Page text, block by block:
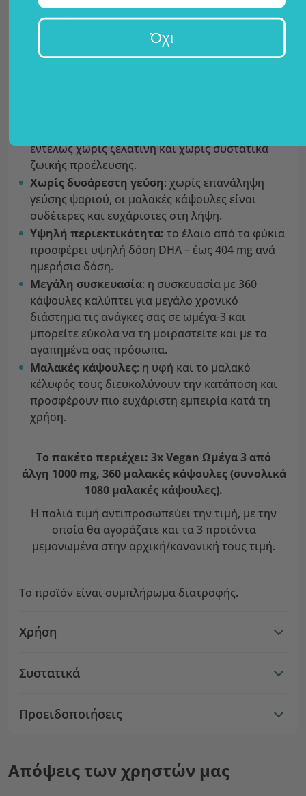
Με την ημερήσια δόση λαμβάνετε 1000
mg ωμέγα-3.
εντελώς χωρίς ζελατίνη και χωρίς συστατικά
ζωικής προέλευσης.
Χωρίς δυσάρεστη γεύση: χωρίς επανάληψη
γεύσης ψαριού, οι μαλακές κάψουλες είναι
ουδέτερες και ευχάριστες στη λήψη.
Υψηλή περιεκτικότητα: το έλαιο από τα φύκια
προσφέρει υψηλή δόση DHA – έως 404 mg ανά
ημερήσια δόση.
Μεγάλη συσκευασία: η συσκευασία με 360
κάψουλες καλύπτει για μεγάλο χρονικό
διάστημα τις ανάγκες σας σε ωμέγα-3 και
μπορείτε εύκολα να τη μοιραστείτε και με τα
αγαπημένα σας πρόσωπα.
Μαλακές κάψουλες: η υφή και το μαλακό
κέλυφός τους διευκολύνουν την κατάποση και
προσφέρουν πιο ευχάριστη εμπειρία κατά τη
χρήση.
Το πακέτο περιέχει: 3x Vegan Ωμέγα 3 από
άλγη 1000 mg, 360 μαλακές κάψουλες (συνολικά
1080 μαλακές κάψουλες).
Η παλιά τιμή αντιπροσωπεύει την τιμή, με την
οποία θα αγοράζατε και τα 3 προϊόντα
μεμονωμένα στην αρχική/κανονική τους τιμή.
Το προϊόν είναι συμπλήρωμα διατροφής.
Χρήση
Συστατικά
Προειδοποιήσεις
Απόψεις των χρηστών μας
Όχι